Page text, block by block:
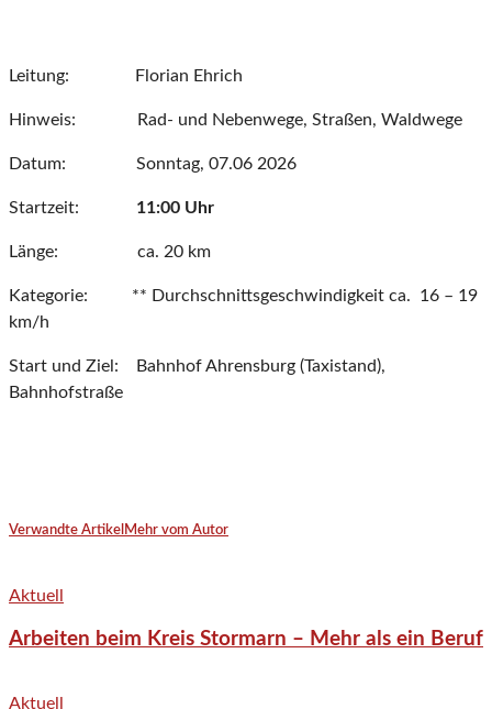
Leitung: Florian Ehrich
Hinweis: Rad- und Nebenwege, Straßen, Waldwege
Datum: Sonntag, 07.06 2026
Startzeit: 11:00 Uhr
Länge: ca. 20 km
Kategorie: ** Durchschnittsgeschwindigkeit ca. 16 – 19
km/h
Start und Ziel: Bahnhof Ahrensburg (Taxistand),
Bahnhofstraße
Verwandte Artikel Mehr vom Autor
Aktuell
Arbeiten beim Kreis Stormarn – Mehr als ein Beruf
Aktuell